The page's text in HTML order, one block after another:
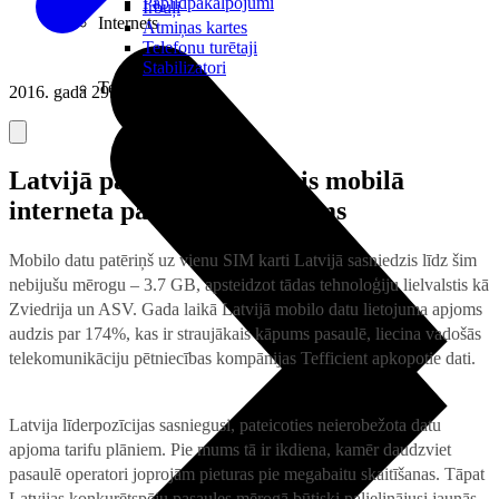
Internets
Irbuļi
Atmiņas kartes
Telefonu turētaji
Stabilizatori
Televizori
2016. gada 29. novembris
Latvijā pasaulē straujākais mobilā
interneta patēriņa pieaugums
Mobilo datu patēriņš uz vienu SIM karti Latvijā sasniedzis līdz šim
nebijušu mērogu – 3.7 GB, apsteidzot tādas tehnoloģiju lielvalstis kā
Zviedrija un ASV. Gada laikā Latvijā mobilo datu lietojuma apjoms
audzis par 174%, kas ir straujākais kāpums pasaulē, liecina vadošās
telekomunikāciju pētniecības kompānijas Tefficient apkopotie dati.
Latvija līderpozīcijas sasniegusi, pateicoties neierobežota datu
apjoma tarifu plāniem. Pie mums tā ir ikdiena, kamēr daudzviet
pasaulē operatori joprojām pieturas pie megabaitu skaitīšanas. Tāpat